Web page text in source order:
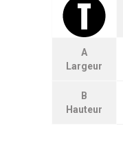
A
Largeur
B
Hauteur